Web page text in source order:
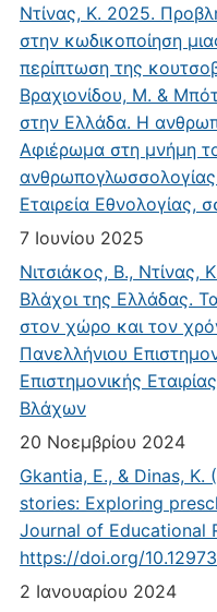
Ντίνας, Κ. 2025.
στην κωδικοποίηση
περίπτωση της
Βραχιονίδου, Μ. &
στην Ελλάδα. Η
Αφιέρωμα στη μνήμη
ανθρωπογλωσσολογίας
Εταιρεία Εθνολογίας,
7 Ιουνίου 2025
Νιτσιάκος, Β., Ντίνας,
Βλάχοι της Ελλάδας.
στον χώρο και τον
Πανελλήνιου
Επιστημονικής
Βλάχων
20 Νοεμβρίου 2024
Gkantia, E., & Dinas,
stories: Exploring
Journal of Educational
https://doi.org/
2 Ιανουαρίου 2024